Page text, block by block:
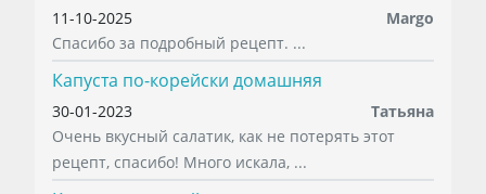
11-10-2025
Margo
Спасибо за подробный рецепт. ...
Капуста по-корейски домашняя
30-01-2023
Татьяна
Очень вкусный салатик, как не потерять этот
рецепт, спасибо! Много искала, ...